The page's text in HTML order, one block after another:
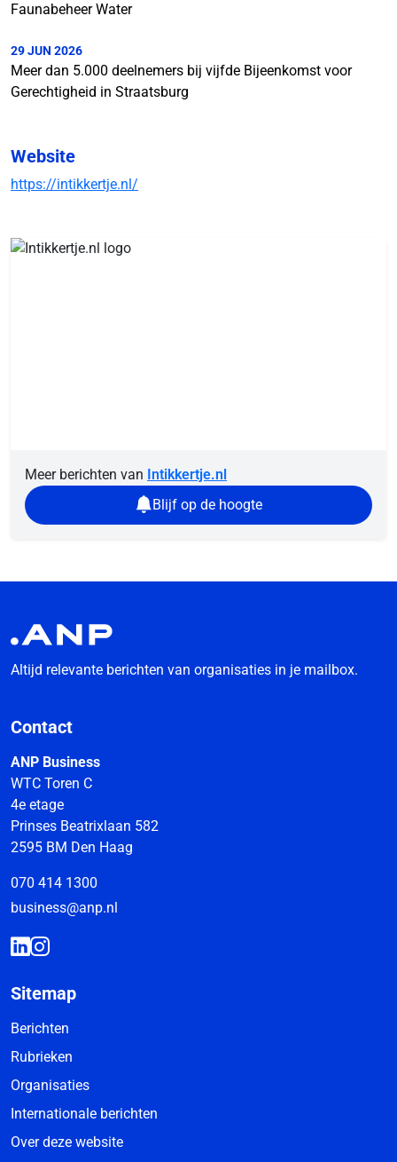
Faunabeheer Water
29 JUN 2026
Meer dan 5.000 deelnemers bij vijfde Bijeenkomst voor
Gerechtigheid in Straatsburg
Website
https://intikkertje.nl/
Meer berichten van Intikkertje.nl
Blijf op de hoogte
Altijd relevante berichten van organisaties in je mailbox.
Contact
ANP Business
WTC Toren C
4e etage
Prinses Beatrixlaan 582
2595 BM Den Haag
070 414 1300
business@anp.nl
Sitemap
Berichten
Rubrieken
Organisaties
Internationale berichten
Over deze website